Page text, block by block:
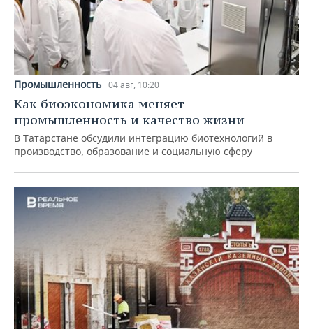
Промышленность 04 авг, 10:20
Как биоэкономика меняет
промышленность и качество жизни
В Татарстане обсудили интеграцию биотехнологий в
производство, образование и социальную сферу